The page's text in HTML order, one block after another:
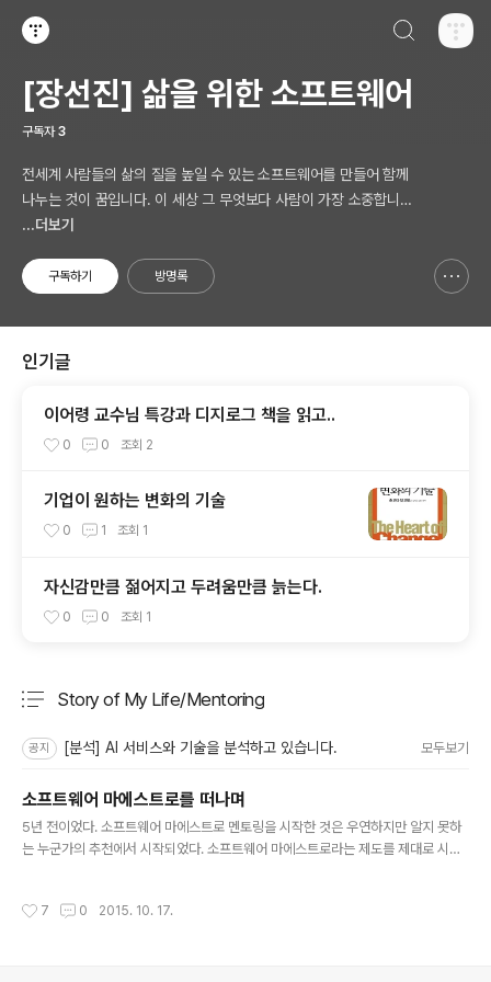
[장선진] 삶을 위한 소프트웨어
구독자 3
전세계 사람들의 삶의 질을 높일 수 있는 소프트웨어를 만들어 함께
나누는 것이 꿈입니다. 이 세상 그 무엇보다 사람이 가장 소중합니다.
AI 시대의 새로운 Software 를 생각합니다.
...더보기
구독하기 방명록
인기글
이어령 교수님 특강과 디지로그 책을 읽고..
0 0 조회 2
기업이 원하는 변화의 기술
0 1 조회 1
자신감만큼 젊어지고 두려움만큼 늙는다.
0 0 조회 1
Story of My Life/Mentoring
공지 [분석] AI 서비스와 기술을 분석하고 있습니다. 모두보기
소프트웨어 마에스트로를 떠나며
5년 전이었다. 소프트웨어 마에스트로 멘토링을 시작한 것은 우연하지만 알지 못하
는 누군가의 추천에서 시작되었다. 소프트웨어 마에스트로라는 제도를 제대로 시작
고 있었지만, 미래의 소프트웨어 인재를 육성하는 프로그램의 멘토가 된다는 것은 여
7 0 2015. 10. 17.